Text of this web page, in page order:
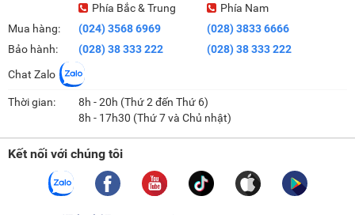
Mua hàng:
Bảo hành:
Phía Bắc & Trung
(024) 3568 6969
(028) 38 333 222
Phía Nam
(028) 3833 6666
(028) 38 333 222
Chat Zalo
Thời gian:
8h - 20h (Thứ 2 đến Thứ 6)
8h - 17h30 (Thứ 7 và Chủ nhật)
Kết nối với chúng tôi